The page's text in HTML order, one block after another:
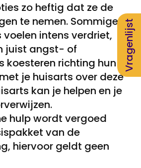
zo heftig dat ze de
te nemen. Sommige
intens verdriet,
juist angst- of
koesteren richting hun
je huisarts over deze
kan je helpen en je
hulp wordt vergoed
van de
hiervoor geldt geen
Vragenlijst